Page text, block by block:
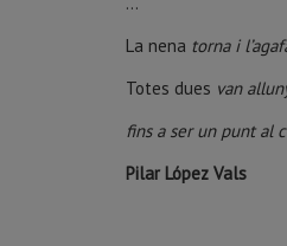
La nena torna i
Totes dues van
fins a ser un punt al
Pilar López Vals